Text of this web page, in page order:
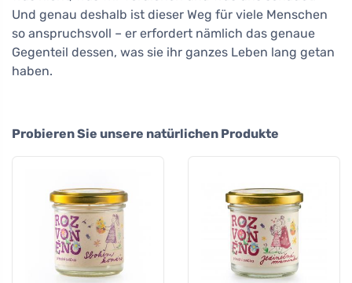
Und genau deshalb ist dieser Weg für viele Menschen
so anspruchsvoll – er erfordert nämlich das genaue
Gegenteil dessen, was sie ihr ganzes Leben lang getan
haben.
Probieren Sie unsere natürlichen Produkte